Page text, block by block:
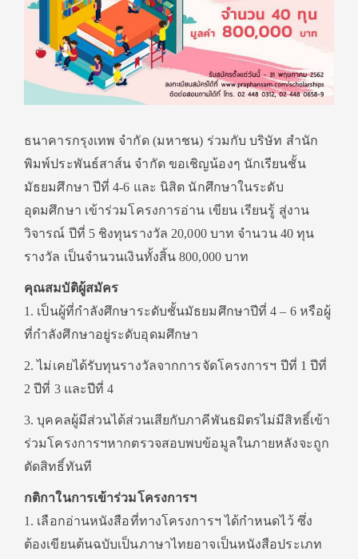
ธนาคารกรุงเทพ จำกัด (มหาชน) ร่วมกับ บริษัท สำนัก
พิมพ์ประพันธ์สาส์น จำกัด ขอเชิญน้องๆ นักเรียนชั้น
มัธยมศึกษา ปีที่ 4-6 และ นิสิต นักศึกษาในระดับ
อุดมศึกษา เข้าร่วมโครงการอ่าน เขียน เรียนรู้ สู่งาน
วิจารณ์ ปีที่ 5 ชิงทุนรางวัล 20,000 บาท จำนวน 40 ทุน
รางวัล เป็นจำนวนเงินทั้งสิ้น 800,000 บาท
คุณสมบัติผู้สมัคร
1. เป็นผู้ที่กำลังศึกษาระดับชั้นมัธยมศึกษาปีที่ 4 – 6 หรือผู้
ที่กำลังศึกษาอยู่ระดับอุดมศึกษา
2. ไม่เคยได้รับทุนรางวัลจากการจัดโครงการฯ ปีที่ 1 ปีที่
2 ปีที่ 3 และปีที่ 4
3. บุคคลผู้มีส่วนได้ส่วนเสียกับภาคีพันธมิตรไม่มีสิทธิ์เข้า
ร่วมโครงการฯหากตรวจสอบพบข้อมูลในภายหลังจะถูก
ตัดสิทธิ์ทันที
กติกาในการเข้าร่วมโครงการฯ
1. เลือกอ่านหนังสือที่ทางโครงการฯ ได้กำหนดไว้ ซึ่ง
ต้องเขียนต้นฉบับเป็นภาษาไทยอาจเป็นหนังสือประเภท